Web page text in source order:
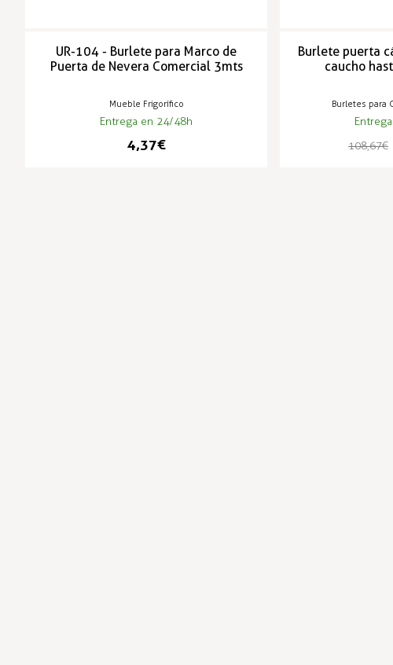
UR-104 - Burlete para Marco de
Puerta de Nevera Comercial 3mts
Mueble Frigorífico
Entrega en 24/48h
4,37 €
Burlete puerta
caucho
Burletes para
108,67 €